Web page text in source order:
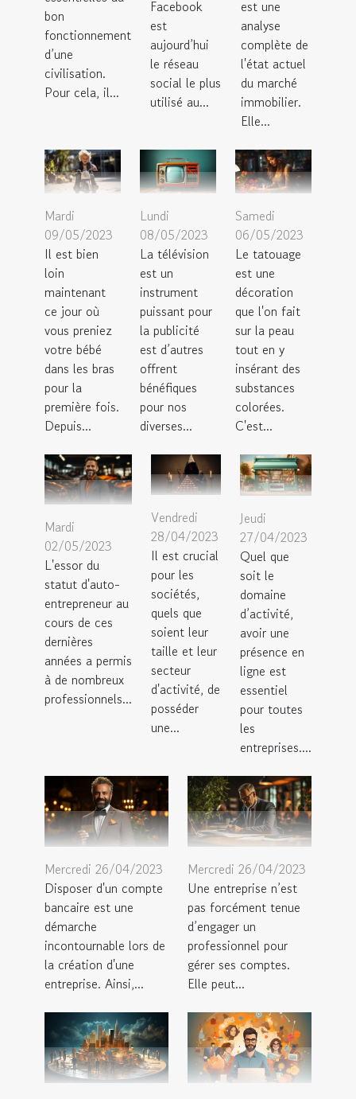
bon
fonctionnement
d’une
civilisation.
Pour cela, il...
Facebook
est
aujourd’hui
le réseau
social le plus
utilisé au...
est une
analyse
complète de
l'état actuel
du marché
immobilier.
Elle...
Mardi
09/05/2023
Il est bien
loin
maintenant
ce jour où
vous preniez
votre bébé
dans les bras
pour la
première fois.
Depuis...
Lundi
08/05/2023
La télévision
est un
instrument
puissant pour
la publicité
est d’autres
offrent
bénéfiques
pour nos
diverses...
Samedi
06/05/2023
Le tatouage
est une
décoration
que l'on fait
sur la peau
tout en y
insérant des
substances
colorées.
C'est...
Mardi
02/05/2023
L'essor du
statut d'auto-
entrepreneur au
cours de ces
dernières
années a permis
à de nombreux
professionnels...
Vendredi
28/04/2023
Il est crucial
pour les
sociétés,
quels que
soient leur
taille et leur
secteur
d'activité, de
posséder
une...
Jeudi
27/04/2023
Quel que
soit le
domaine
d’activité,
avoir une
présence en
ligne est
essentiel
pour toutes
les
entreprises....
Mercredi 26/04/2023
Disposer d'un compte
bancaire est une
démarche
incontournable lors de
la création d'une
entreprise. Ainsi,...
Mercredi 26/04/2023
Une entreprise n’est
pas forcément tenue
d’engager un
professionnel pour
gérer ses comptes.
Elle peut...